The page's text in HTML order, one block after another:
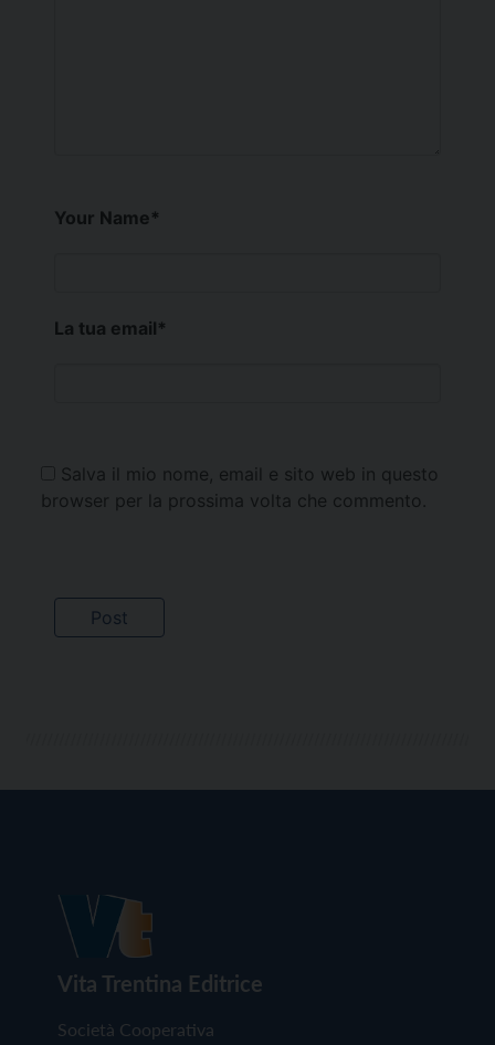
Your Name*
La tua email*
Salva il mio nome, email e sito web in questo
browser per la prossima volta che commento.
Vita Trentina Editrice
Società Cooperativa